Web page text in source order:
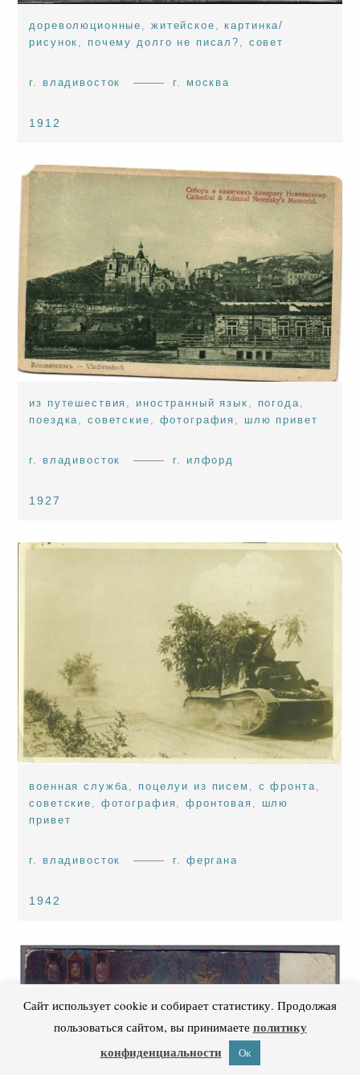
дореволюционные житейское ,картинка/
рисунок
почему долго не писал? совет
г. владивосток г. москва
1912
из путешествия , иностранный язык , погода,
поездка,советские , фотография , шлю привет
г. владивосток г. илфорд
1927
военная служба поцелуи из писем с фронта
советские
фотография ,фронтовая
шлю
привет
г. владивосток г. фергана
1942
Сайт использует cookie и собирает статистику. Продолжая
пользоваться сайтом, вы принимаете политику
конфиденциальности
Ок